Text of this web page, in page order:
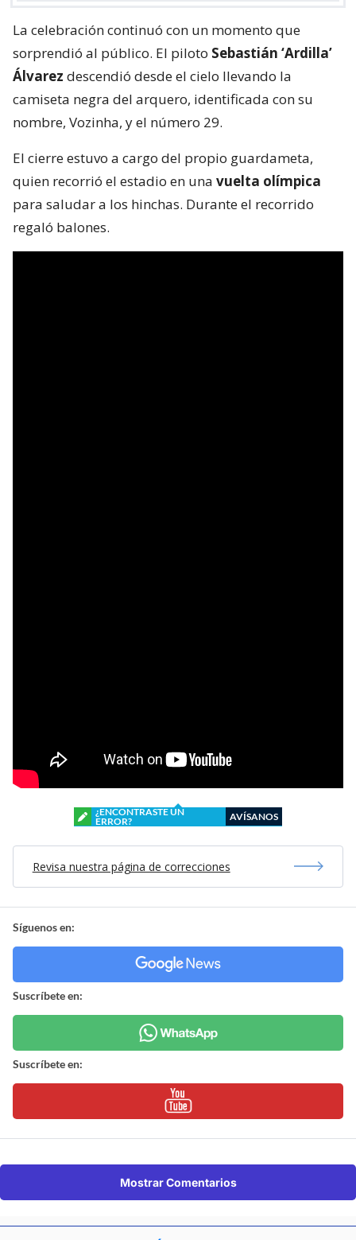
La celebración continuó con un momento que
sorprendió al público. El piloto Sebastián ‘Ardilla’
Álvarez descendió desde el cielo llevando la
camiseta negra del arquero, identificada con su
nombre, Vozinha, y el número 29.
El cierre estuvo a cargo del propio guardameta,
quien recorrió el estadio en una vuelta olímpica
para saludar a los hinchas. Durante el recorrido
regaló balones.
¿ENCONTRASTE UN
ERROR?
AVÍSANOS
Revisa nuestra página de correcciones
Síguenos en:
Suscríbete en:
Suscríbete en:
Mostrar Comentarios